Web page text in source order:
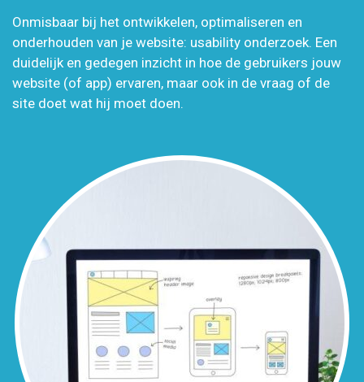
Onmisbaar bij het ontwikkelen, optimaliseren en
onderhouden van je website: usability onderzoek. Een
duidelijk en gedegen inzicht in hoe de gebruikers jouw
website (of app) ervaren, maar ook in de vraag of de
site doet wat hij moet doen.